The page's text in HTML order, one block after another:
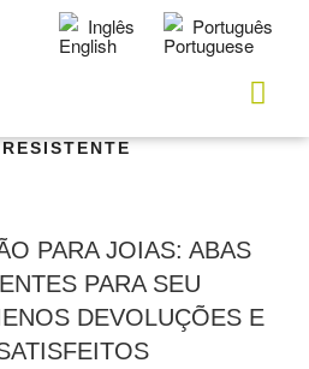
Inglês Português
PARA JOIAS: ABAS
PARA SEU
DEVOLUÇÕES E